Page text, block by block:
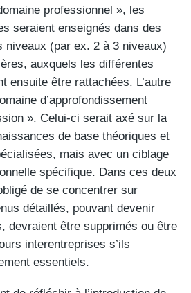
professionnel », les
seraient enseignés dans des
niveaux (par ex. 2 à 3 niveaux)
auxquels les différentes
ensuite être rattachées. L’autre
d’approfondissement
». Celui-ci serait axé sur la
de base théoriques et
mais avec un ciblage
spécifique. Dans ces deux
de se concentrer sur
détaillés, pouvant devenir
devraient être supprimés ou être
interentreprises s’ils
essentiels.